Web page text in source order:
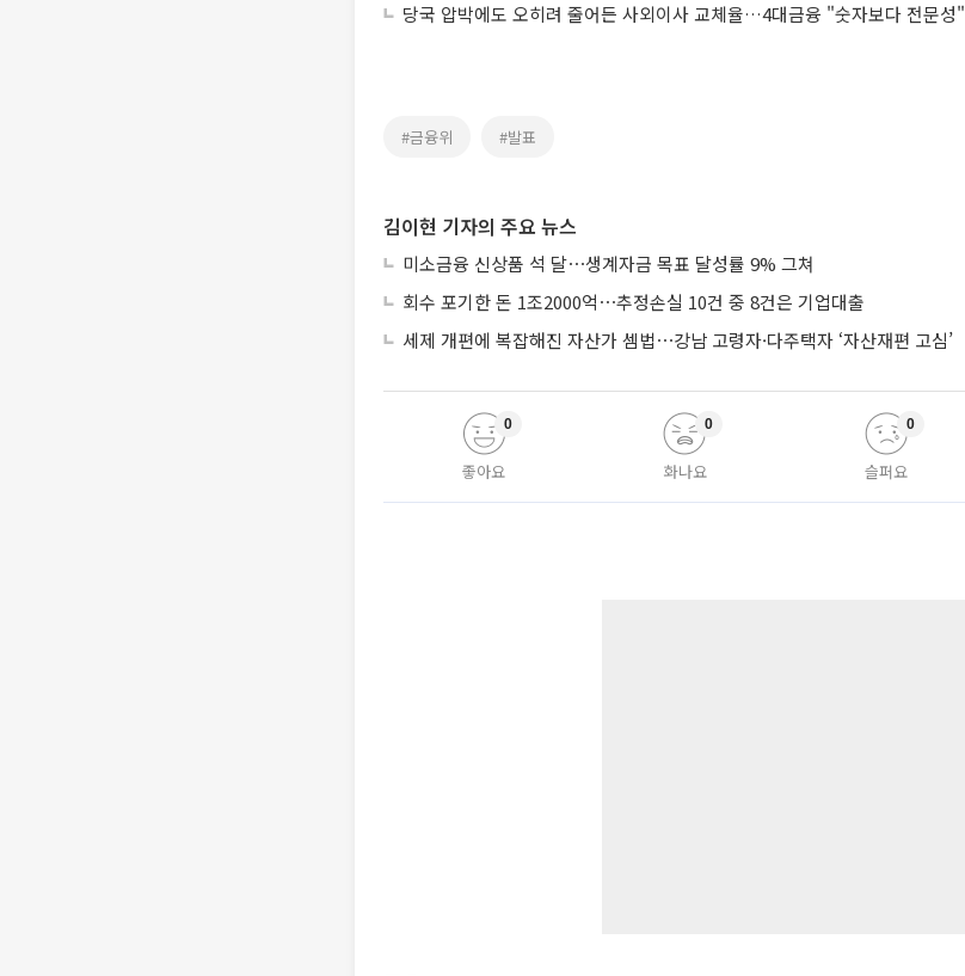
당국 압박에도 오히려 줄어든 사외이사 교체율…4대금융 "숫자보다 전문성"
#금융위 #발표
김이현 기자의 주요 뉴스
미소금융 신상품 석 달⋯생계자금 목표 달성률 9% 그쳐
회수 포기한 돈 1조2000억⋯추정손실 10건 중 8건은 기업대출
세제 개편에 복잡해진 자산가 셈법⋯강남 고령자·다주택자 ‘자산재편 고심’
좋아요
0
화나요
0
슬퍼요
0